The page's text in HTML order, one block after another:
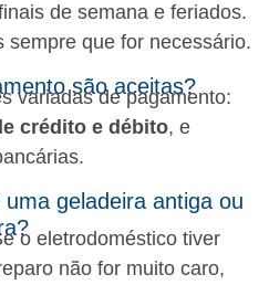
de semana e feriados.
sempre que for necessário.
são aceitas?
variadas de pagamento:
crédito e débito, e
geladeira antiga ou
o eletrodoméstico tiver
não for muito caro,